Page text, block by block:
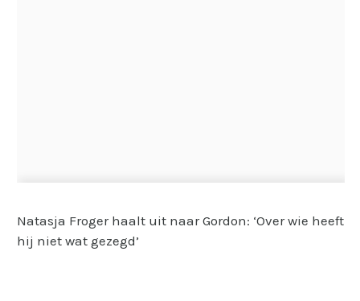
Natasja Froger haalt uit naar Gordon: ‘Over wie heeft
hij niet wat gezegd’